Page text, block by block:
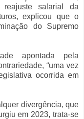
salarial da
explicou que o
do Supremo
apontada pela
“uma vez
ocorrida em
divergência, que
em 2023, trata-se